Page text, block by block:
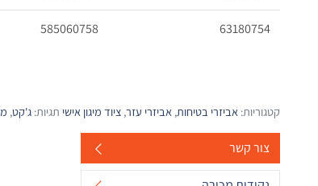
63180754
585060758
קטגוריות: אביזרי בטיחות, אביזרי עזר, ציוד מיגון אישי תגיות: ג'קט,
צור קשר